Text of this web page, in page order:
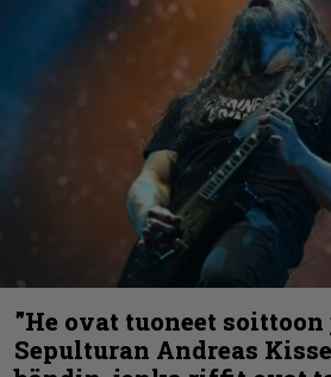
”He ovat tuoneet
Sepulturan Andreas